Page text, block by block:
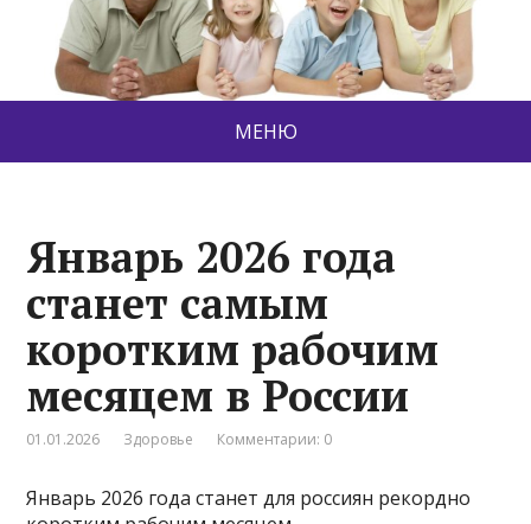
МЕНЮ
Январь 2026 года
станет самым
коротким рабочим
месяцем в России
01.01.2026 Здоровье Комментарии: 0
Январь 2026 года станет для россиян рекордно